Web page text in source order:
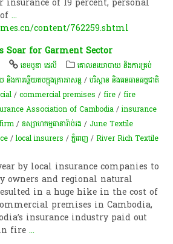
of...
content/762259.shtml
Soar for Garment Sector
ខេមបូឌា ដេលី
គោលនយោបាយ និងការគ្រប់
និងការឆ្លើយតបក្នុងគ្រាអាសន្ន/បរិស្ថាន និងធនធានធម្មជាតិ
/commercial premises /fire /fire
Association of Cambodia /insurance
/ឧស្សាហកម្ម​ធានារ៉ាប់រង /June Textile
/local insurers /ភ្នំពេញ /River Rich Textile
by local insurance companies to
owners and regional natural
in a huge hike in the cost of
premises in Cambodia,
insurance industry paid out
fire...